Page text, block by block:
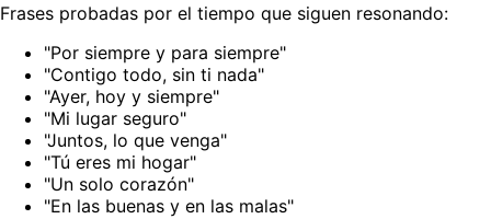
Frases probadas por el tiempo que siguen resonando:
"Por siempre y para siempre"
"Contigo todo, sin ti nada"
"Ayer, hoy y siempre"
"Mi lugar seguro"
"Juntos, lo que venga"
"Tú eres mi hogar"
"Un solo corazón"
"En las buenas y en las malas"